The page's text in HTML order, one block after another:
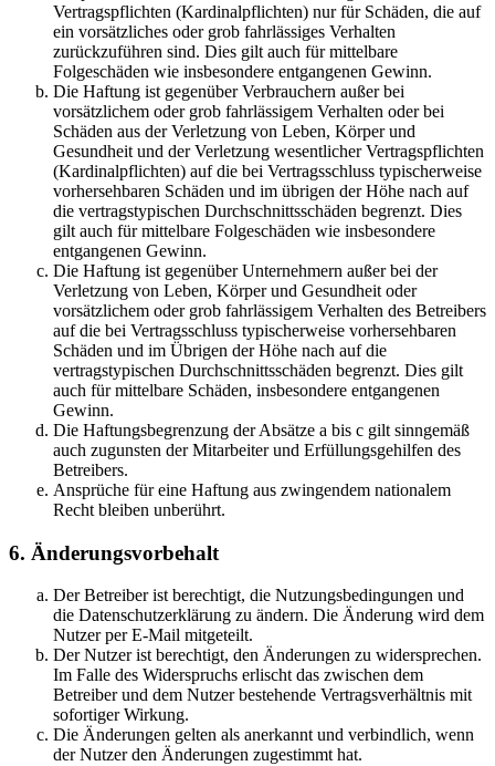
Vertragspflichten (Kardinalpflichten) nur für Schäden, die auf
ein vorsätzliches oder grob fahrlässiges Verhalten
zurückzuführen sind. Dies gilt auch für mittelbare
Folgeschäden wie insbesondere entgangenen Gewinn.
Die Haftung ist gegenüber Verbrauchern außer bei
vorsätzlichem oder grob fahrlässigem Verhalten oder bei
Schäden aus der Verletzung von Leben, Körper und
Gesundheit und der Verletzung wesentlicher Vertragspflichten
(Kardinalpflichten) auf die bei Vertragsschluss typischerweise
vorhersehbaren Schäden und im übrigen der Höhe nach auf
die vertragstypischen Durchschnittsschäden begrenzt. Dies
gilt auch für mittelbare Folgeschäden wie insbesondere
entgangenen Gewinn.
Die Haftung ist gegenüber Unternehmern außer bei der
Verletzung von Leben, Körper und Gesundheit oder
vorsätzlichem oder grob fahrlässigem Verhalten des Betreibers
auf die bei Vertragsschluss typischerweise vorhersehbaren
Schäden und im Übrigen der Höhe nach auf die
vertragstypischen Durchschnittsschäden begrenzt. Dies gilt
auch für mittelbare Schäden, insbesondere entgangenen
Gewinn.
Die Haftungsbegrenzung der Absätze a bis c gilt sinngemäß
auch zugunsten der Mitarbeiter und Erfüllungsgehilfen des
Betreibers.
Ansprüche für eine Haftung aus zwingendem nationalem
Recht bleiben unberührt.
6. Änderungsvorbehalt
Der Betreiber ist berechtigt, die Nutzungsbedingungen und
die Datenschutzerklärung zu ändern. Die Änderung wird dem
Nutzer per E-Mail mitgeteilt.
Der Nutzer ist berechtigt, den Änderungen zu widersprechen.
Im Falle des Widerspruchs erlischt das zwischen dem
Betreiber und dem Nutzer bestehende Vertragsverhältnis mit
sofortiger Wirkung.
Die Änderungen gelten als anerkannt und verbindlich, wenn
der Nutzer den Änderungen zugestimmt hat.